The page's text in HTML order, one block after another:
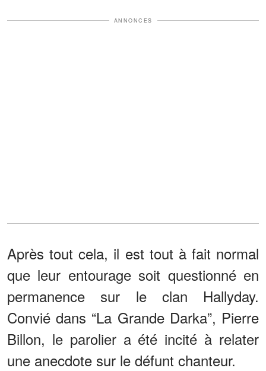
ANNONCES
Après tout cela, il est tout à fait normal
que leur entourage soit questionné en
permanence sur le clan Hallyday.
Convié dans “La Grande Darka”, Pierre
Billon, le parolier a été incité à relater
une anecdote sur le défunt chanteur.